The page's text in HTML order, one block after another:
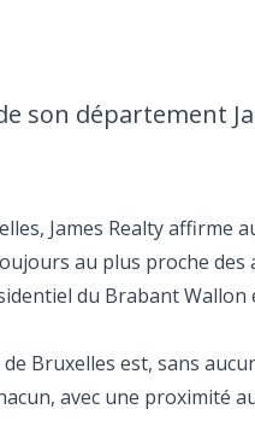
son département
James Realty affirme
au plus proche
du Brabant Wallon
Bruxelles est, sans
avec une proximité